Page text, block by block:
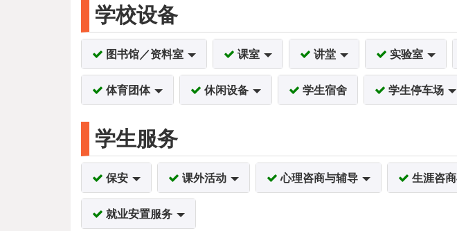
学校设备
图书馆／资料室 课室 讲堂 实验室
体育团体 休闲设备 学生宿舍 学生停车场
学生服务
保安 课外活动 心理咨商与辅导 生涯咨
就业安置服务